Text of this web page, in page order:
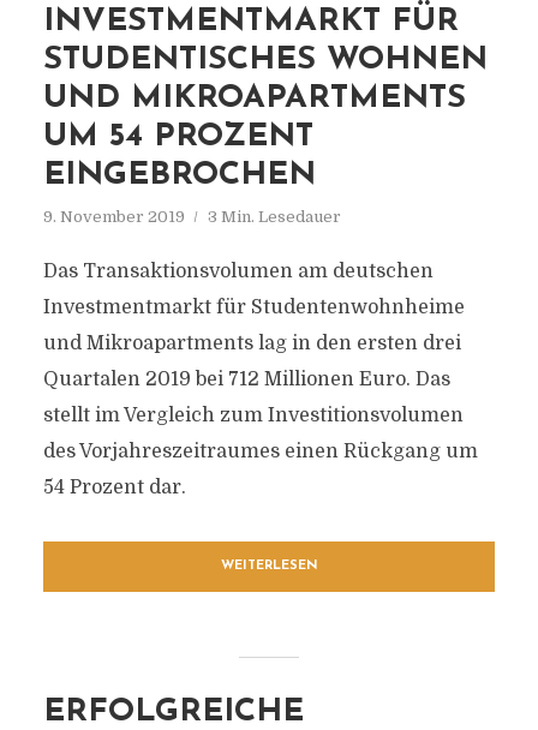
INVESTMENTMARKT FÜR
STUDENTISCHES WOHNEN
UND MIKROAPARTMENTS
UM 54 PROZENT
EINGEBROCHEN
9. November 2019 3 Min. Lesedauer
Das Transaktionsvolumen am deutschen
Investmentmarkt für Studentenwohnheime
und Mikroapartments lag in den ersten drei
Quartalen 2019 bei 712 Millionen Euro. Das
stellt im Vergleich zum Investitionsvolumen
des Vorjahreszeitraumes einen Rückgang um
54 Prozent dar.
WEITERLESEN
ERFOLGREICHE